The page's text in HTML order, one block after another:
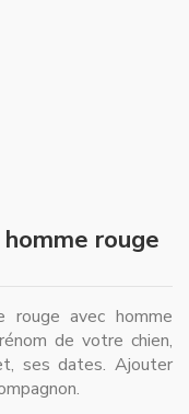
rouge
rouge avec homme
de votre chien,
ses dates. Ajouter